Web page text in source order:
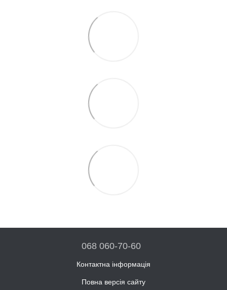
068 060-70-60
Контактна інформація
Повна версія сайту